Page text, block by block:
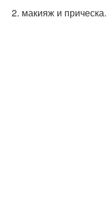
2. макияж и прическа.